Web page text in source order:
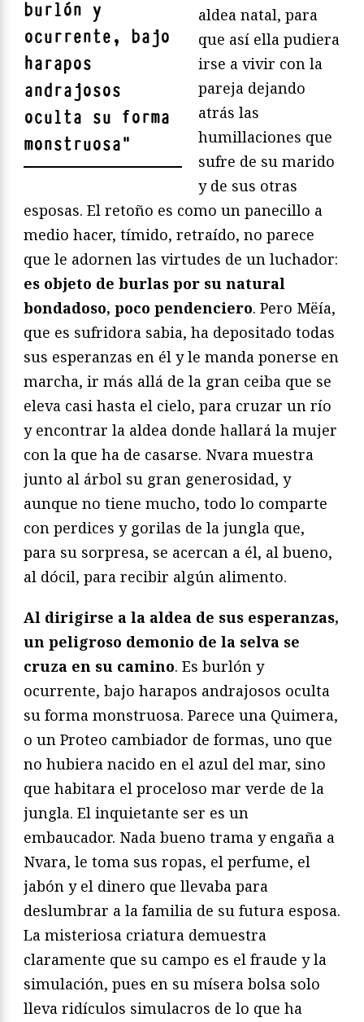
burlón y
ocurrente, bajo
harapos
andrajosos
oculta su forma
monstruosa"
aldea natal, para
que así ella pudiera
irse a vivir con la
pareja dejando
atrás las
humillaciones que
sufre de su marido
y de sus otras
esposas. El retoño es como un panecillo a
medio hacer, tímido, retraído, no parece
que le adornen las virtudes de un luchador:
es objeto de burlas por su natural
bondadoso, poco pendenciero. Pero Mëía,
que es sufridora sabia, ha depositado todas
sus esperanzas en él y le manda ponerse en
marcha, ir más allá de la gran ceiba que se
eleva casi hasta el cielo, para cruzar un río
y encontrar la aldea donde hallará la mujer
con la que ha de casarse. Nvara muestra
junto al árbol su gran generosidad, y
aunque no tiene mucho, todo lo comparte
con perdices y gorilas de la jungla que,
para su sorpresa, se acercan a él, al bueno,
al dócil, para recibir algún alimento.
Al dirigirse a la aldea de sus esperanzas,
un peligroso demonio de la selva se
cruza en su camino. Es burlón y
ocurrente, bajo harapos andrajosos oculta
su forma monstruosa. Parece una Quimera,
o un Proteo cambiador de formas, uno que
no hubiera nacido en el azul del mar, sino
que habitara el proceloso mar verde de la
jungla. El inquietante ser es un
embaucador. Nada bueno trama y engaña a
Nvara, le toma sus ropas, el perfume, el
jabón y el dinero que llevaba para
deslumbrar a la familia de su futura esposa.
La misteriosa criatura demuestra
claramente que su campo es el fraude y la
simulación, pues en su mísera bolsa solo
lleva ridículos simulacros de lo que ha